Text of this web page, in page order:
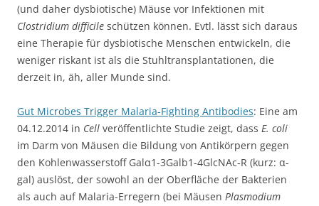
(und daher dysbiotische) Mäuse vor Infektionen mit
Clostridium difficile schützen können. Evtl. lässt sich daraus
eine Therapie für dysbiotische Menschen entwickeln, die
weniger riskant ist als die Stuhltransplantationen, die
derzeit in, äh, aller Munde sind.
Gut Microbes Trigger Malaria-Fighting Antibodies: Eine am
04.12.2014 in Cell veröffentlichte Studie zeigt, dass E. coli
im Darm von Mäusen die Bildung von Antikörpern gegen
den Kohlenwasserstoff Galα1-3Galb1-4GlcNAc-R (kurz: α-
gal) auslöst, der sowohl an der Oberfläche der Bakterien
als auch auf Malaria-Erregern (bei Mäusen Plasmodium